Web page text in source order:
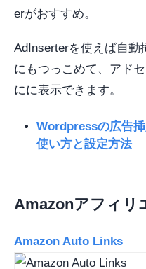
erがおすすめ。
AdInserterを使えば自動
にもつっこめて、アド
にに表示できます。
Wordpressの広告
使い方と設定方法
Amazonアフィリ
Amazon Auto Links